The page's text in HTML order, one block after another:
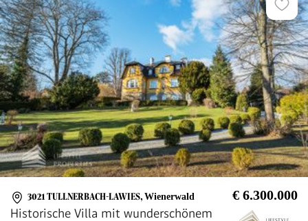
3021 TULLNERBACH-LAWIES, Wienerwald € 6.300.000
Historische Villa mit wunderschönem